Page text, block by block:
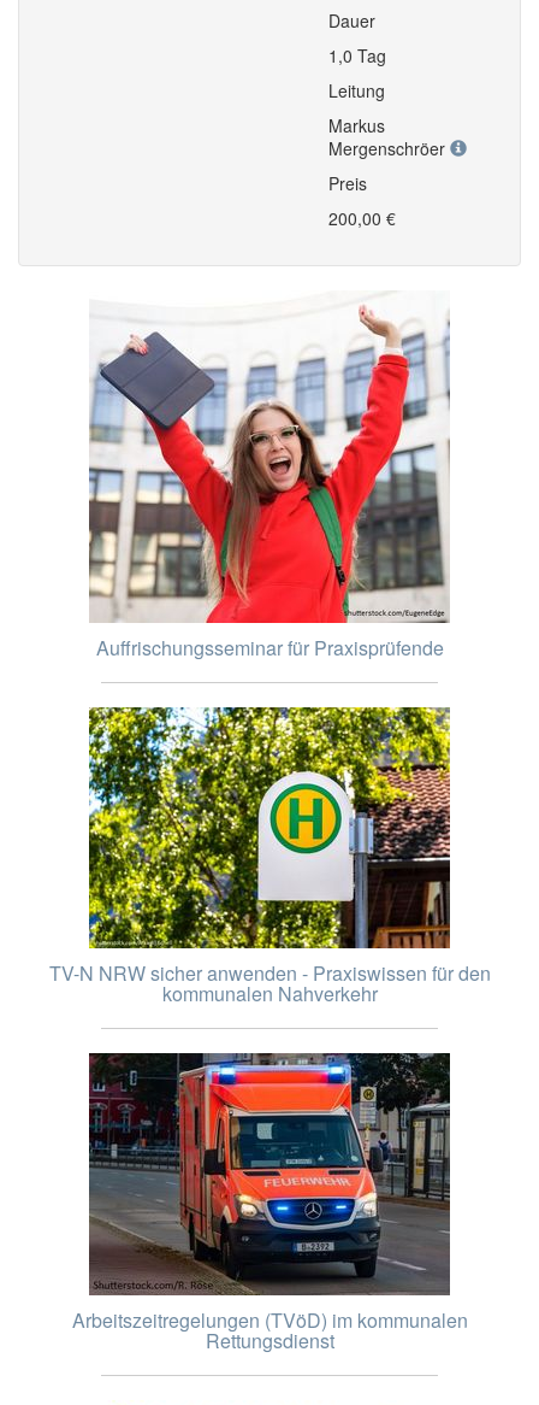
Dauer
1,0 Tag
Leitung
Markus
Mergenschröer
Preis
200,00 €
Auffrischungsseminar für Praxisprüfende
TV-N NRW sicher anwenden - Praxiswissen für den
kommunalen Nahverkehr
Arbeitszeitregelungen (TVöD) im kommunalen
Rettungsdienst